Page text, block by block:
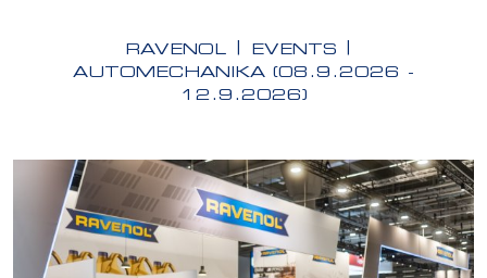
RAVENOL
EVENTS
AUTOMECHANIKA (08.9.2026 -
12.9.2026)